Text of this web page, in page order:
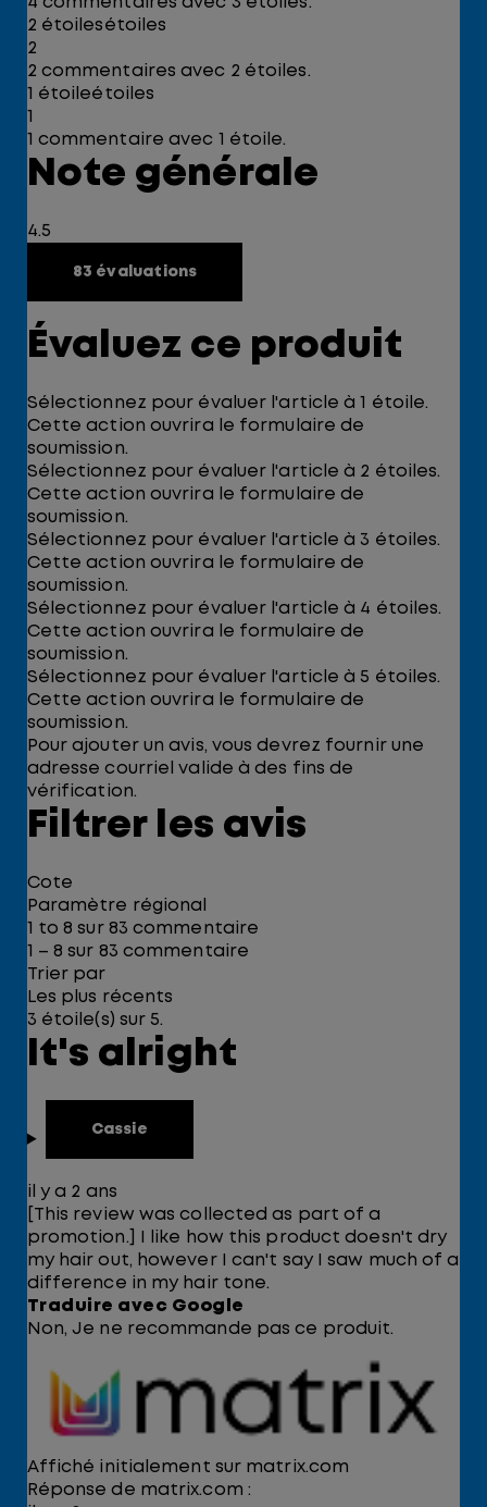
2 étoiles étoiles
2
2 commentaires avec 2 étoiles.
1 étoileétoiles
1
1 commentaire avec 1 étoile.
Note générale
4.5
83 évaluations
Évaluez ce produit
Sélectionnez pour évaluer l'article à 1 étoile.
Cette action ouvrira le formulaire de
soumission.
Sélectionnez pour évaluer l'article à 2 étoiles.
Cette action ouvrira le formulaire de
soumission.
Sélectionnez pour évaluer l'article à 3 étoiles.
Cette action ouvrira le formulaire de
soumission.
Sélectionnez pour évaluer l'article à 4 étoiles.
Cette action ouvrira le formulaire de
soumission.
Sélectionnez pour évaluer l'article à 5 étoiles.
Cette action ouvrira le formulaire de
soumission.
Pour ajouter un avis, vous devrez fournir une
adresse courriel valide à des fins de
vérification.
Filtrer les avis
Cote
Paramètre régional
1 to 8 sur 83 commentaire
1 – 8 sur 83 commentaire
Trier par
Les plus récents
3 étoile(s) sur 5.
It's alright
Cassie
il y a 2 ans
[This review was collected as part of a
promotion.] I like how this product doesn't dry
my hair out, however I can't say I saw much of a
difference in my hair tone.
Traduire avec Google
Non, Je ne recommande pas ce produit.
Affiché initialement sur matrix.com
Réponse de matrix.com :